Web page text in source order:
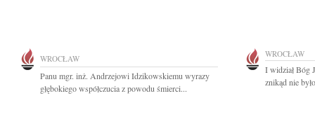
WROCŁAW
Panu mgr. inż. Andrzejowi Idzikowskiemu wyrazy
głębokiego współczucia z powodu śmierci...
WROCŁAW
I widział Bóg
znikąd nie